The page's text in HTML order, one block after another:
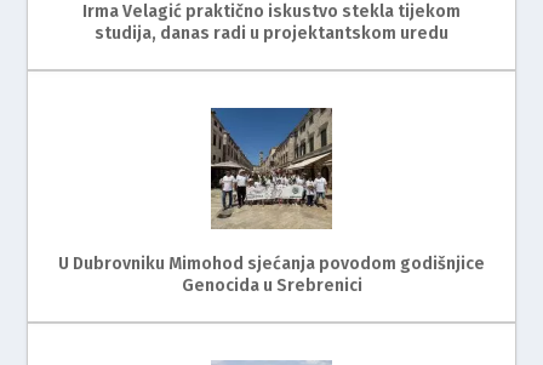
Irma Velagić praktično iskustvo stekla tijekom
studija, danas radi u projektantskom uredu
U Dubrovniku Mimohod sjećanja povodom godišnjice
Genocida u Srebrenici